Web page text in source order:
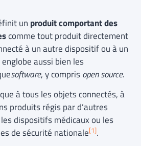
un produit comportant des
comme tout produit directement
à un autre dispositif ou à un
aussi bien les
software, y comprisopen source.
à tous les objets connectés, à
produits régis par d’autres
dispositifs médicaux ou les
de sécurité nationale[1].